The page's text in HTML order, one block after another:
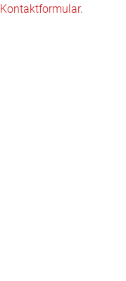
Kontaktformular.